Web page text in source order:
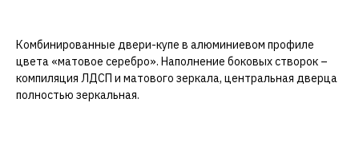
Комбинированные двери-купе в алюминиевом профиле
цвета «матовое серебро». Наполнение боковых створок –
компиляция ЛДСП и матового зеркала, центральная дверца
полностью зеркальная.